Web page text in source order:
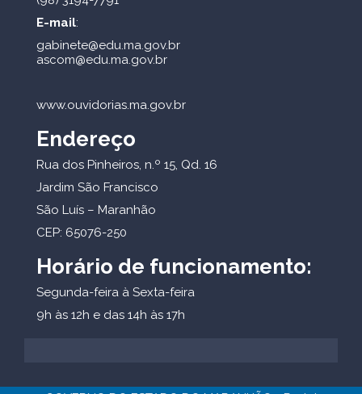
E-mail:
gabinete@edu.ma.gov.br
ascom@edu.ma.gov.br
www.ouvidorias.ma.gov.br
Endereço
Rua dos Pinheiros, n.º 15, Qd. 16
Jardim São Francisco
São Luís – Maranhão
CEP: 65076-250
Horário de funcionamento:
Segunda-feira à Sexta-feira
9h às 12h e das 14h às 17h